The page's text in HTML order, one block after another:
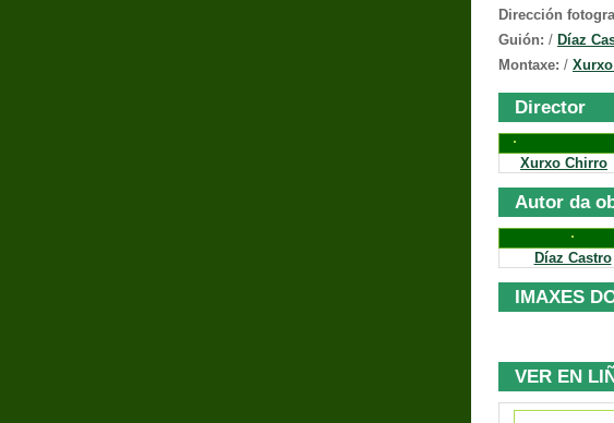
Dirección
Guión: / Díaz
Montaxe: /
Director
Xurxo Chirro
Autor da
Díaz Castro
IMAXES
VER EN